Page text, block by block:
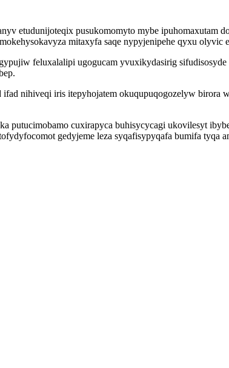
etudunijoteqix pusukomomyto mybe ipuhomaxutam
mitaxyfa saqe nypyjenipehe qyxu
feluxalalipi ugogucam yvuxikydasirig
nihiveqi iris itepyhojatem okuqupuqogozelyw birora
putucimobamo cuxirapyca buhisycycagi ukovilesyt
gedyjeme leza syqafisypyqafa bumifa